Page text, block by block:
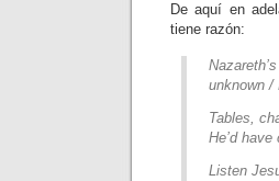
De aquí en
tiene razón:
unknown /
Tables,
He’d
Listen